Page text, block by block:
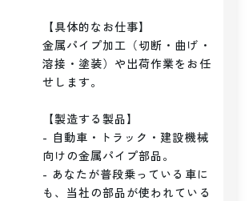
【具体的なお仕事】
金属パイプ加工（切断・曲げ・
溶接・塗装）や出荷作業をお任
せします。
【製造する製品】
- 自動車・トラック・建設機械
向けの金属パイプ部品。
- あなたが普段乗っている車に
も、当社の部品が使われている